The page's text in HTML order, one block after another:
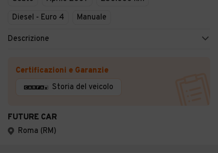
Diesel - Euro 4
Manuale
Descrizione
Certificazioni e Garanzie
Storia del veicolo
FUTURE CAR
Roma (RM)